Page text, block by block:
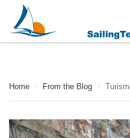
Home / From the Blog /